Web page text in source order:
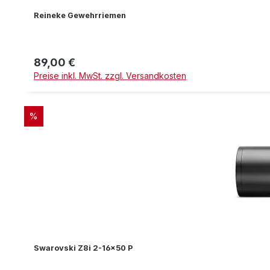
Reineke Gewehrriemen
Regulärer Preis:
89,00 €
Preise inkl. MwSt. zzgl. Versandkosten
RABATT
%
Swarovski Z8i 2-16x50 P